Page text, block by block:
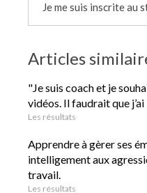
Articles
"Je suis coach et je
vidéos. Il faudrait que
Les résultats
Apprendre à gèrer ses
intelligement aux
travail.
Les résultats